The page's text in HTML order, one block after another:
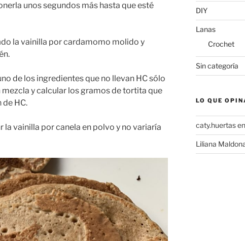
unos segundos más hasta que esté
la vainilla por cardamomo molido y
de los ingredientes que no llevan HC sólo
mezcla y calcular los gramos de tortita que
HC.
la vainilla por canela en polvo y no variaría
DIY
Lanas
Crochet
Sin categoría
LO QUE
caty.huertas
Liliana